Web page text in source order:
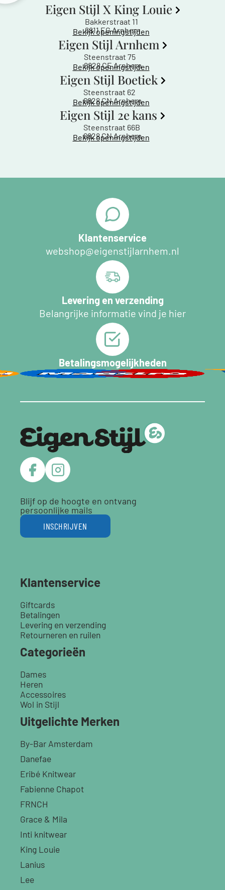
Eigen Stijl X King Louie
Bakkerstraat 11
6811 EG Arnhem
Bekijk openingstijden
Eigen Stijl Arnhem
Steenstraat 75
6828 CE Arnhem
Bekijk openingstijden
Eigen Stijl Boetiek
Steenstraat 62
6828 CN Arnhem
Bekijk openingstijden
Eigen Stijl 2e kans
Steenstraat 66B
6828 CN Arnhem
Bekijk openingstijden
Klantenservice
webshop@eigenstijlarnhem.nl
Levering en verzending
Belangrijke informatie vind je hier
Betalingsmogelijkheden
Blijf op de hoogte en ontvang
persoonlijke mails
INSCHRIJVEN
Klantenservice
Giftcards
Betalingen
Levering en verzending
Retourneren en ruilen
Categorieën
Dames
Heren
Accessoires
Wol in Stijl
Uitgelichte Merken
By-Bar Amsterdam
Danefae
Eribé Knitwear
Fabienne Chapot
FRNCH
Grace & Mila
Inti knitwear
King Louie
Lanius
Lee